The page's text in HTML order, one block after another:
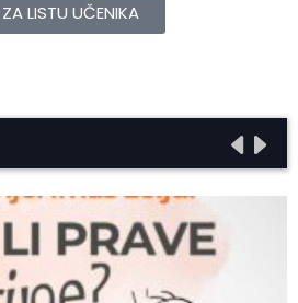
LISTU UČENIKA